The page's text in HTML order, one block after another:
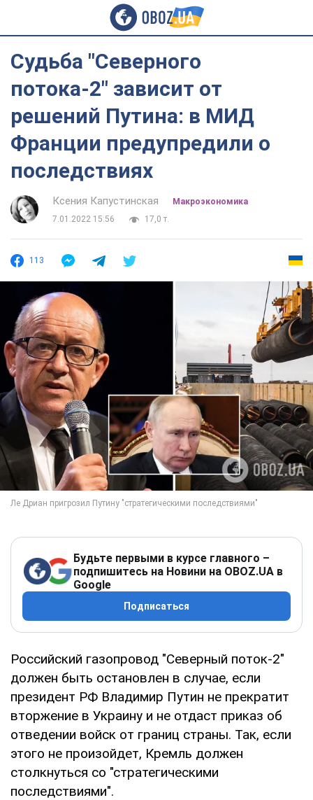
Судьба "Северного
потока-2" зависит от
решений Путина: в МИД
Франции предупредили о
последствиях
Ксения Капустинская
Mакроэкономика
7.01.2022 15:56
17,0 т.
113
Будьте первыми в курсе главного –
подпишитесь на Новини на OBOZ.UA в
Google
Подписаться
Российский газопровод "Северный поток-2"
должен быть остановлен в случае, если
президент РФ Владимир Путин не прекратит
вторжение в Украину и не отдаст приказ об
отведении войск от границ страны. Так, если
этого не произойдет, Кремль должен
столкнуться со "стратегическими
последствиями".